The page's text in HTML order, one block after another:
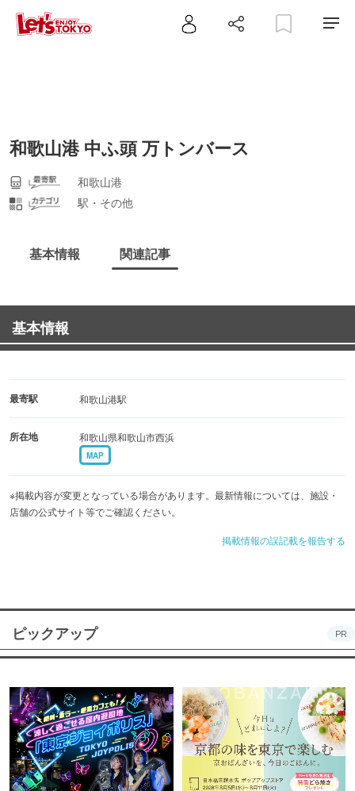
和歌山港 中ふ頭 万トンバース
和歌山港
駅・その他
基本情報 関連記事
基本情報
最寄駅 和歌山港駅
所在地 和歌山県和歌山市西浜
MAP
※掲載内容が変更となっている場合があります。最新情報については、施設・
店舗の公式サイト等でご確認ください。
掲載情報の誤記載を報告する
ピックアップ PR